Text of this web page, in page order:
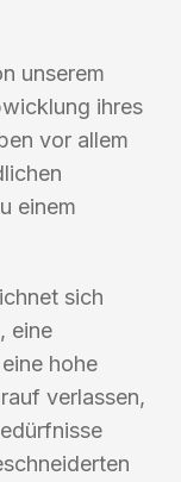
unserem
ihres
vor allem
einem
sich
eine
hohe
verlassen,